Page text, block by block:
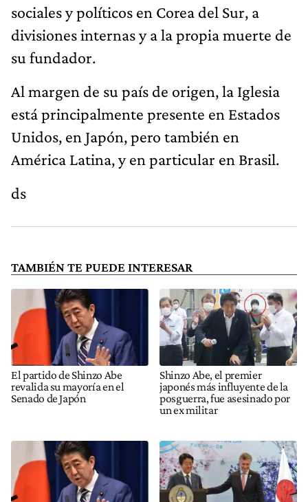
sociales y políticos en Corea del Sur, a
divisiones internas y a la propia muerte de
su fundador.
Al margen de su país de origen, la Iglesia
está principalmente presente en Estados
Unidos, en Japón, pero también en
América Latina, y en particular en Brasil.
ds
TAMBIÉN TE PUEDE INTERESAR
El partido de Shinzo Abe
revalida su mayoría en el
Senado de Japón
Shinzo Abe, el premier
japonés más influyente de la
posguerra, fue asesinado por
un ex militar